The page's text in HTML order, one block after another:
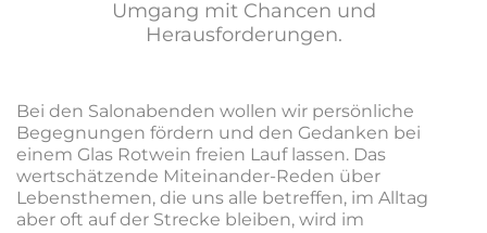
Umgang mit Chancen und
Herausforderungen.
Bei den Salonabenden wollen wir persönliche
Begegnungen fördern und den Gedanken bei
einem Glas Rotwein freien Lauf lassen. Das
wertschätzende Miteinander-Reden über
Lebensthemen, die uns alle betreffen, im Alltag
aber oft auf der Strecke bleiben, wird im